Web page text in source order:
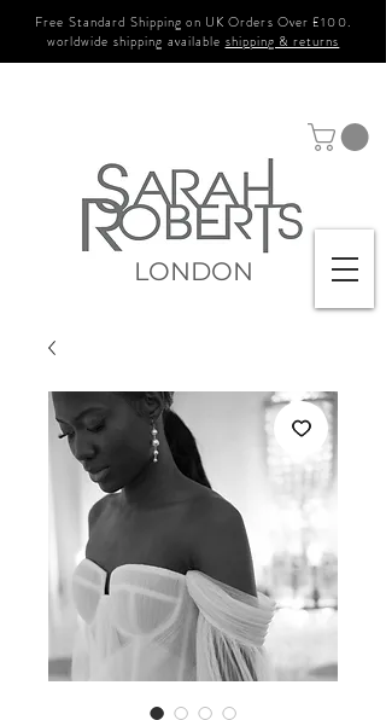
Free Standard Shipping on UK Orders Over £100.
worldwide shipping available shipping & returns
LONDON